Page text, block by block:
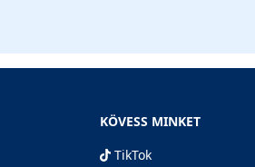
KÖVESS MINKET
TikTok